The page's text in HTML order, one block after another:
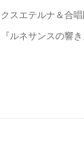
クスエテルナ＆合
『ルネサンスの響